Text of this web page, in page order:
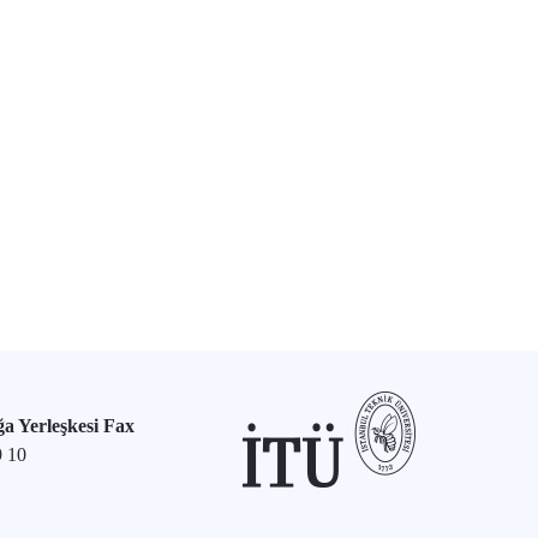
Yerleşkesi Fax
10